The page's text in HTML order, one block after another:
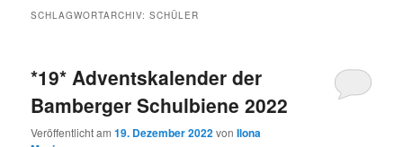
SCHLAGWORTARCHIV:SCHÜLER
*19* Adventskalender der
Bamberger Schulbiene 2022
Veröffentlicht am19. Dezember 2022vonIlona